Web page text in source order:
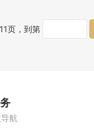
页，到第
航